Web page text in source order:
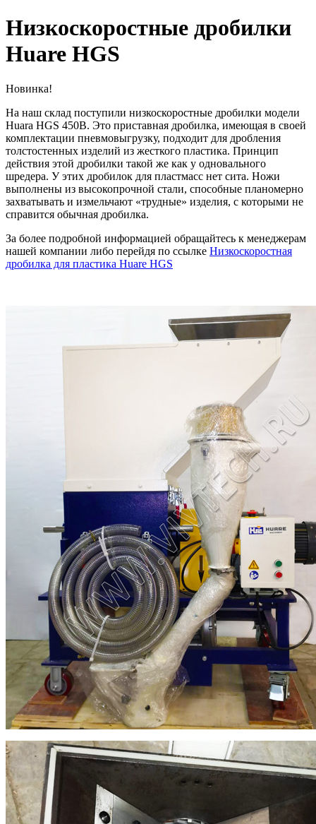
Низкоскоростные дробилки
Huare HGS
Новинка!
На наш склад поступили низкоскоростные дробилки модели
Huara HGS 450B. Это приставная дробилка, имеющая в своей
комплектации пневмовыгрузку, подходит для дробления
толстостенных изделий из жесткого пластика. Принцип
действия этой дробилки такой же как у одновального
шредера. У этих дробилок для пластмасс нет сита. Ножи
выполнены из высокопрочной стали, способные планомерно
захватывать и измельчают «трудные» изделия, с которыми не
справится обычная дробилка.
За более подробной информацией обращайтесь к менеджерам
нашей компании либо перейдя по ссылке Низкоскоростная
дробилка для пластика Huare HGS